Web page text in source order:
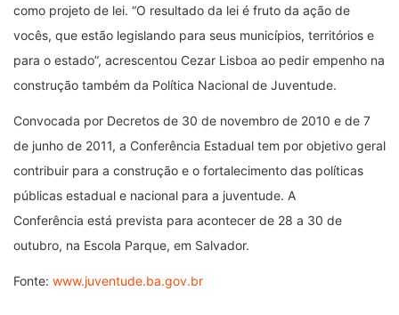
como projeto de lei. “O resultado da lei é fruto da ação de
vocês, que estão legislando para seus municípios, territórios e
para o estado”, acrescentou Cezar Lisboa ao pedir empenho na
construção também da Política Nacional de Juventude.
Convocada por Decretos de 30 de novembro de 2010 e de 7
de junho de 2011, a Conferência Estadual tem por objetivo geral
contribuir para a construção e o fortalecimento das políticas
públicas estadual e nacional para a juventude. A
Conferência está prevista para acontecer de 28 a 30 de
outubro, na Escola Parque, em Salvador.
Fonte: www.juventude.ba.gov.br